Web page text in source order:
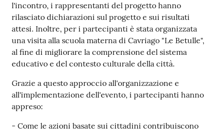
l'incontro, i rappresentanti del progetto hanno
rilasciato dichiarazioni sul progetto e sui risultati
attesi. Inoltre, per i partecipanti è stata organizzata
una visita alla scuola materna di Cavriago "Le Betulle",
al fine di migliorare la comprensione del sistema
educativo e del contesto culturale della città.
Grazie a questo approccio all'organizzazione e
all'implementazione dell'evento, i partecipanti hanno
appreso:
- Come le azioni basate sui cittadini contribuiscono